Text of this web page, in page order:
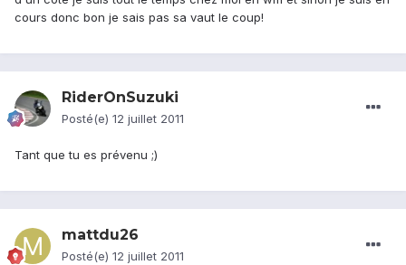
cours donc bon je sais pas sa vaut le coup!
RiderOnSuzuki
Posté(e) 12 juillet 2011
Tant que tu es prévenu ;)
mattdu26
Posté(e) 12 juillet 2011